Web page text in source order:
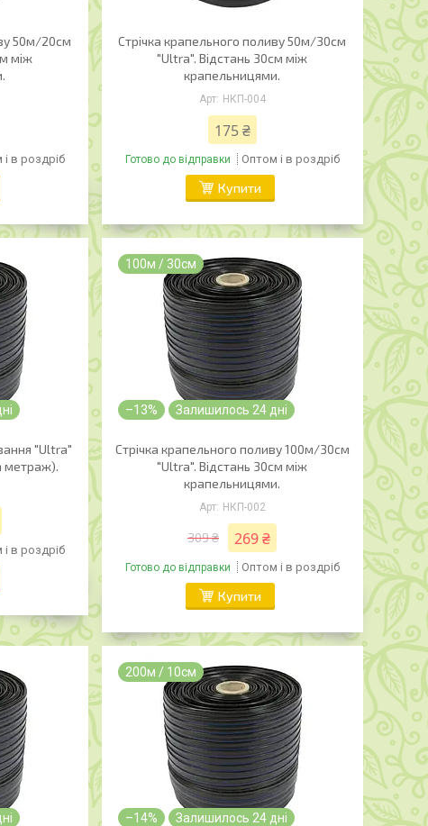
50м/20см
між
в роздріб
Стрічка крапельного поливу 50м/30см
"Ultra". Відстань 30см між
крапельницями.
НКП-004
175 ₴
Готово до відправки Оптом і в роздріб
Купити
"Ultra"
метраж).
в роздріб
100м / 30см
–13% Залишилось 24 дні
Стрічка крапельного поливу 100м/30см
"Ultra". Відстань 30см між
крапельницями.
НКП-002
309 ₴ 269 ₴
Готово до відправки Оптом і в роздріб
Купити
200м / 10см
–14% Залишилось 24 дні